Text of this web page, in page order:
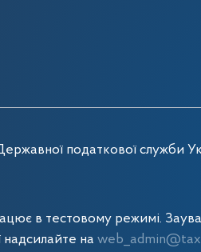
податкової служби
в тестовому режимі.
надсилайте на